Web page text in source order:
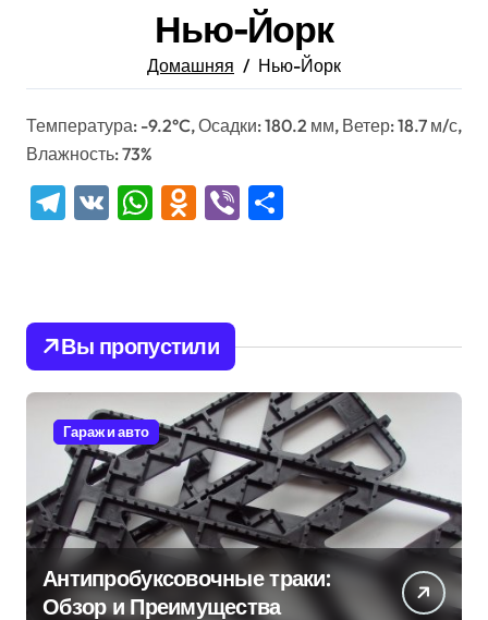
Нью-Йорк
Домашняя Нью-Йорк
Температура: -9.2°C, Осадки: 180.2 мм, Ветер: 18.7 м/с,
Влажность: 73%
Telegram
VK WhatsApp
Odnoklassniki
Viber
Вы пропустили
Гараж и авто
Антипробуксовочные траки:
Обзор и Преимущества